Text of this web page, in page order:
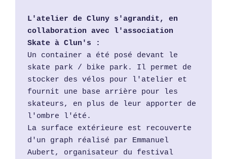
L'atelier de Cluny s'agrandit, en
collaboration avec l'association
Skate à Clun's :
Un container a été posé devant le
skate park / bike park. Il permet de
stocker des vélos pour l'atelier et
fournit une base arrière pour les
skateurs, en plus de leur apporter de
l'ombre l'été.
La surface extérieure est recouverte
d'un graph réalisé par Emmanuel